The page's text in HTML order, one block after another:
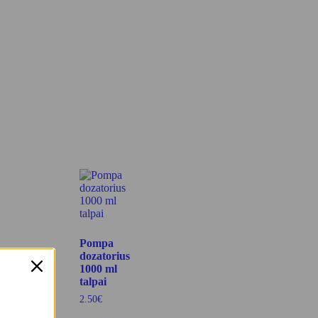
Pompa
dozatorius
1000 ml
talpai
2.50€